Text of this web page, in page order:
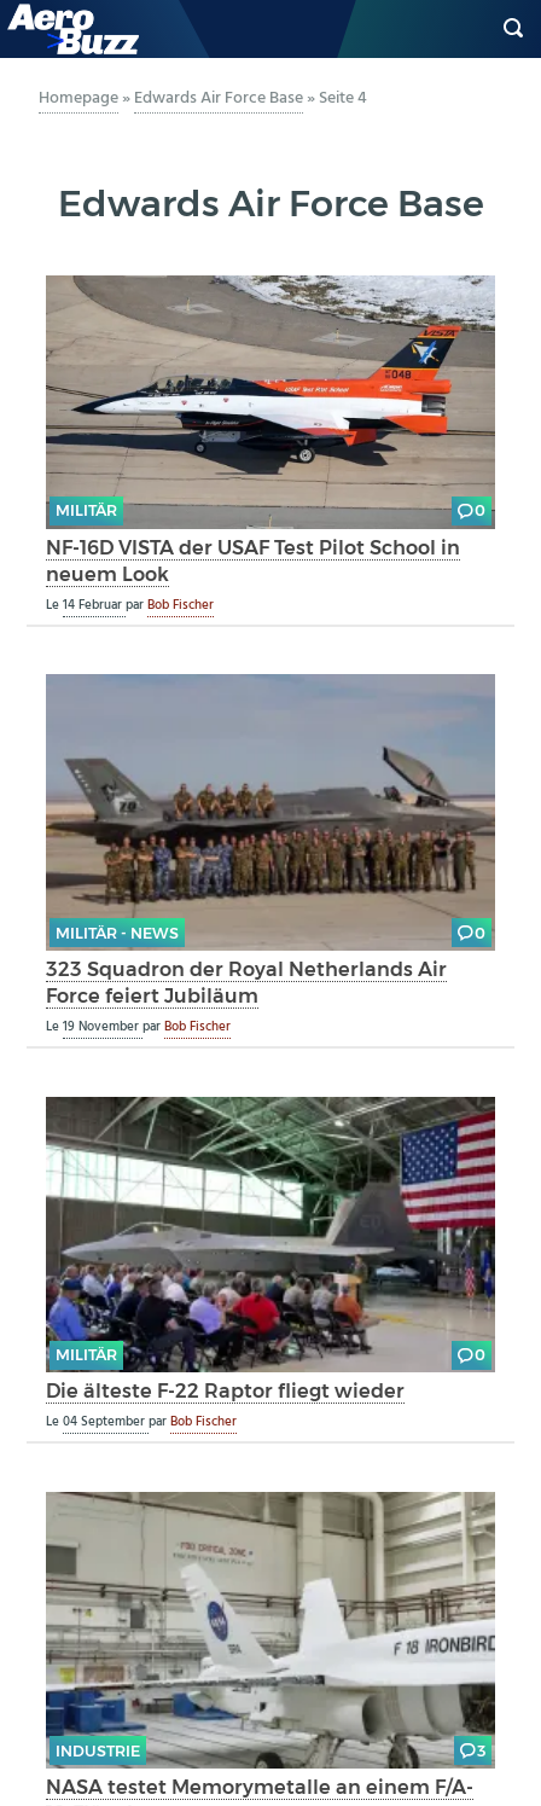
GENERAL AVIATION
LUFTVERKEHR
MILITÄR
INDUSTRIE
HELIKOPTER
BERUFE
AERO-KULTUR
Homepage»Edwards Air Force Base»Seite 4
Edwards Air Force Base
MILITÄR 0
NF-16D VISTA der USAF Test Pilot School in
neuem Look
Le14 FebruarparBob Fischer
MILITÄR - NEWS 0
323 Squadron der Royal Netherlands Air
Force feiert Jubiläum
Le19 NovemberparBob Fischer
MILITÄR 0
Die älteste F-22 Raptor fliegt wieder
Le04 SeptemberparBob Fischer
INDUSTRIE 3
NASA testet Memorymetalle an einem F/A-